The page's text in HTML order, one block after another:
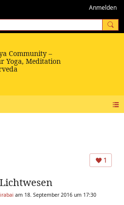
Anmelden
1
am 18. September 2016 um 17:30